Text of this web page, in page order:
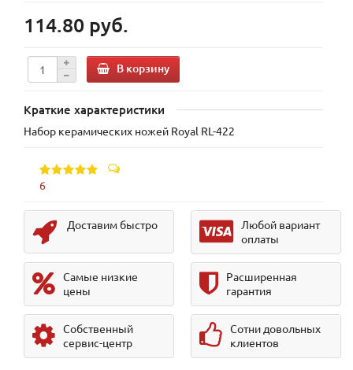
114.80 руб.
В корзину
Краткие характеристики
Набор керамических ножей Royal RL-422
6
Доставим быстро
Любой вариант
оплаты
Самые низкие
цены
Расширенная
гарантия
Собственный
сервис-центр
Сотни довольных
клиентов